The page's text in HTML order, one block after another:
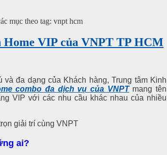
mục theo tag: vnpt hcm
VIP của VNPT TP HCM
đa dạng của Khách hàng, Trung tâm Kinh
combo đa dịch vụ của VNPTmang tên
VIP với các nhu cầu khác nhau của nhiều
ai?